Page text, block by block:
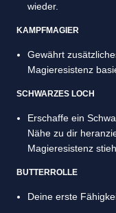
wieder.
KAMPFMAGIER
Gewährt
Magieresistenz
SCHWARZES LOCH
Erschaffe ein
Nähe zu dir
Magieresistenz
BUTTERROLLE
Deine erste